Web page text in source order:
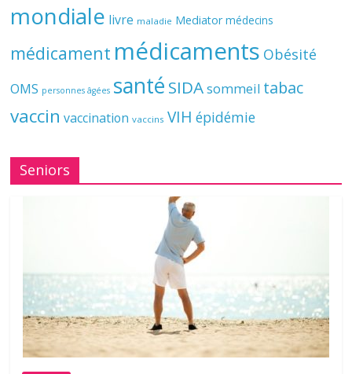
mondiale livre maladie Mediator médecins
médicament médicaments Obésité
OMS personnes âgées santé SIDAsommeil tabac
vaccin vaccination vaccins VIH épidémie
Seniors